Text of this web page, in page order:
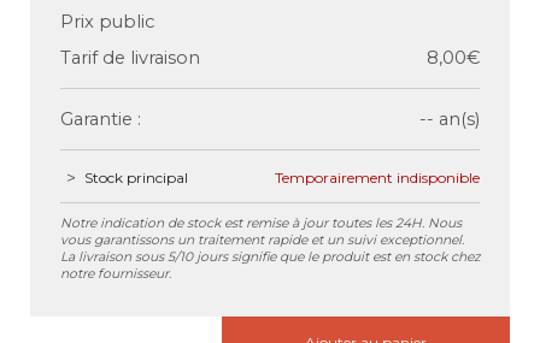
Prix public
Tarif de livraison
8,00€
Garantie : -- an(s)
Stock principal Temporairement indisponible
Notre indication de stock est remise à jour toutes les 24H. Nous
vous garantissons un traitement rapide et un suivi exceptionnel.
La livraison sous 5/10 jours signifie que le produit est en stock chez
notre fournisseur.